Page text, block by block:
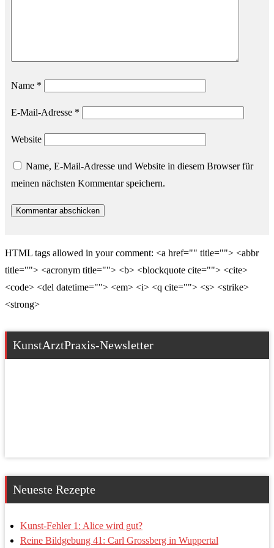
Name *
E-Mail-Adresse *
Website
Name, E-Mail-Adresse und Website in diesem Browser für
meinen nächsten Kommentar speichern.
HTML tags allowed in your comment: <a href="" title=""> <abbr
title=""> <acronym title=""> <b> <blockquote cite=""> <cite>
<code> <del datetime=""> <em> <i> <q cite=""> <s> <strike>
<strong>
KunstArztPraxis-Newsletter
Neueste Rezepte
Kunst-Fehler 1: Alice wird gut?
Reine Bildgebung 41: Carl Grossberg in Wuppertal